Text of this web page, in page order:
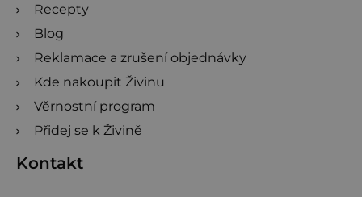
Recepty
Blog
Reklamace a zrušení objednávky
Kde nakoupit Živinu
Věrnostní program
Přidej se k Živině
Kontakt